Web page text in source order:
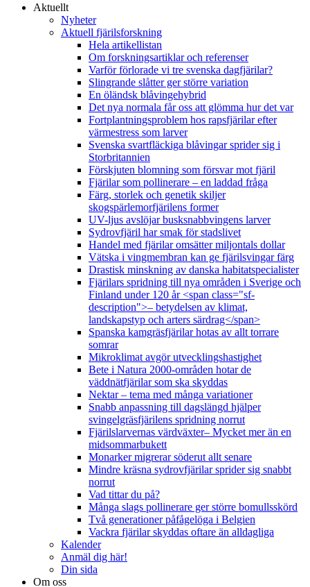
Aktuellt
Nyheter
Aktuell fjärilsforskning
Hela artikellistan
Om forskningsartiklar och referenser
Varför förlorade vi tre svenska dagfjärilar?
Slingrande slåtter ger större variation
En öländsk blåvingehybrid
Det nya normala får oss att glömma hur det var
Fortplantningsproblem hos rapsfjärilar efter
värmestress som larver
Svenska svartfläckiga blåvingar sprider sig i
Storbritannien
Förskjuten blomning som försvar mot fjäril
Fjärilar som pollinerare – en laddad fråga
Färg, storlek och genetik skiljer
skogspärlemorfjärilens former
UV-ljus avslöjar busksnabbvingens larver
Sydrovfjäril har smak för stadslivet
Handel med fjärilar omsätter miljontals dollar
Vätska i vingmembran kan ge fjärilsvingar färg
Drastisk minskning av danska habitatspecialister
Fjärilars spridning till nya områden i Sverige och
Finland under 120 år <span class="sf-
description">– betydelsen av klimat,
landskapstyp och arters särdrag</span>
Spanska kamgräsfjärilar hotas av allt torrare
somrar
Mikroklimat avgör utvecklingshastighet
Bete i Natura 2000-områden hotar de
väddnätfjärilar som ska skyddas
Nektar – tema med många variationer
Snabb anpassning till dagslängd hjälper
svingelgräsfjärilens spridning norrut
Fjärilslarvernas värdväxter– Mycket mer än en
midsommarbukett
Monarker migrerar söderut allt senare
Mindre kräsna sydrovfjärilar sprider sig snabbt
norrut
Vad tittar du på?
Många slags pollinerare ger större bomullsskörd
Två generationer påfågelöga i Belgien
Vackra fjärilar skyddas oftare än alldagliga
Kalender
Anmäl dig här!
Din sida
Om oss